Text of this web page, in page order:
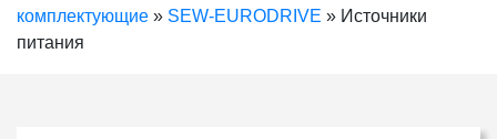
комплектующие » SEW-EURODRIVE » Источники
питания